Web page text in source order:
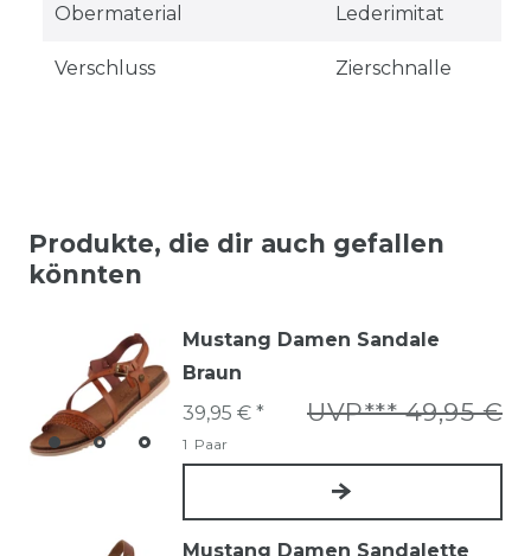
Obermaterial Lederimitat
Verschluss Zierschnalle
Produkte, die dir auch gefallen
könnten
Mustang Damen Sandale
Braun
UVP*** 49,95 €
39,95 € *
1 Paar
Mustang Damen Sandalette